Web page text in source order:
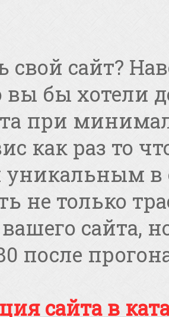
свой сайт?
бы хотели
при
как раз то
уникальным в
не только
сайта,
после
сайта в